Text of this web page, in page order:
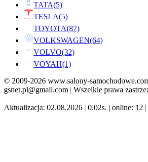
TATA(5)
TESLA(5)
TOYOTA(87)
VOLKSWAGEN(64)
VOLVO(32)
VOYAH(1)
© 2009-2026 www.salony-
gsnet.pl@gmail.com | Wszelkie prawa
Aktualizacja: 02.08.2026 | 0.02s. | online: 12